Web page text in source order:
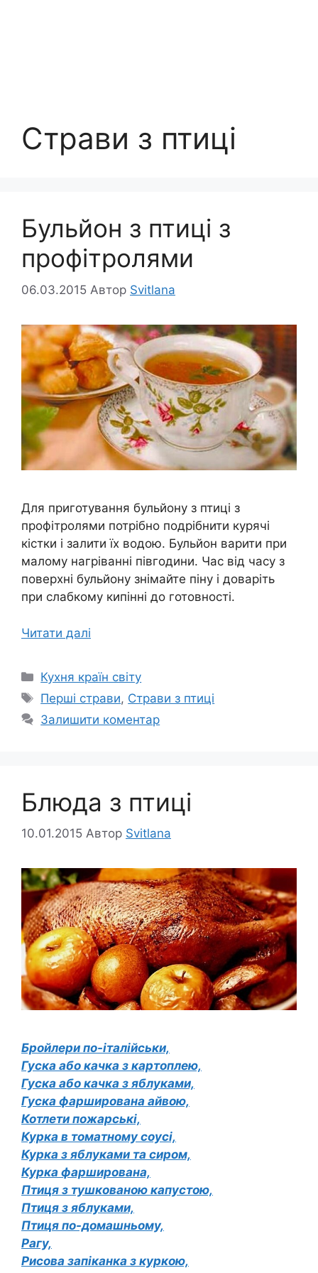
Страви з птиці
Бульйон з птиці з
профітролями
06.03.2015 Автор Svitlana
Для приготування бульйону з птиці з
профітролями потрібно подрібнити курячі
кістки і залити їх водою. Бульйон варити при
малому нагріванні півгодини. Час від часу з
поверхні бульйону знімайте піну і доваріть
при слабкому кипінні до готовності.
Читати далі
Категорії
Кухня країн світу
Позначки
Перші страви, Страви з птиці
Залишити коментар
Блюда з птиці
10.01.2015 Автор Svitlana
Бройлери по-італійськи,
Гуска або качка з картоплею,
Гуска або качка з яблуками,
Гуска фарширована айвою,
Котлети пожарські,
Курка в томатному соусі,
Курка з яблуками та сиром,
Курка фарширована,
Птиця з тушкованою капустою,
Птиця з яблуками,
Птиця по-домашньому,
Рагу,
Рисова запіканка з куркою,